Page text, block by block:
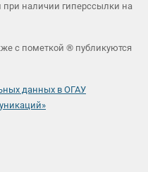
наличии гиперссылки на
с пометкой ® публикуются
данных в ОГАУ